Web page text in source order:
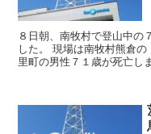
８日朝、南牧村で登山中の
した。 現場は南牧村熊倉
里町の男性７１歳が死亡し
は知人の女性と２人で午